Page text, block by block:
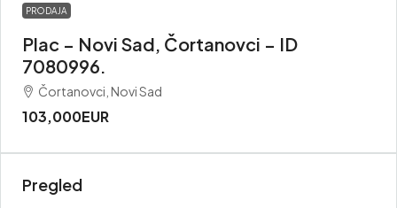
PRODAJA
Plac – Novi Sad, Čortanovci – ID
7080996.
Čortanovci, Novi Sad
103,000EUR
Pregled